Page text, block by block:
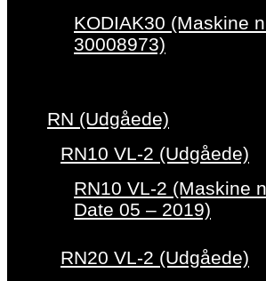
KODIAK30 (Maskine
30008973)
RN (Udgåede)
RN10 VL-2 (Udgåede)
RN10 VL-2 (Maskine
Date 05 – 2019)
RN20 VL-2 (Udgåede)